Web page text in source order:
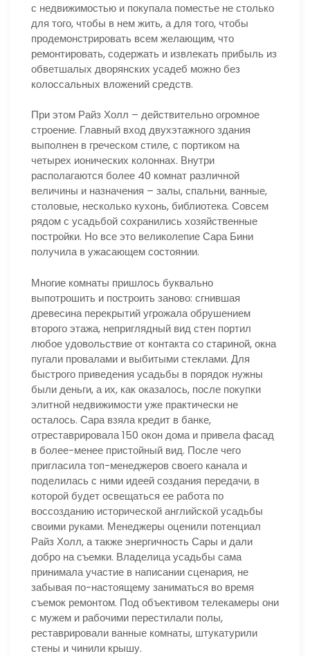
с недвижимостью и покупала поместье не столько
для того, чтобы в нем жить, а для того, чтобы
продемонстрировать всем желающим, что
ремонтировать, содержать и извлекать прибыль из
обветшалых дворянских усадеб можно без
колоссальных вложений средств.
При этом Райз Холл – действительно огромное
строение. Главный вход двухэтажного здания
выполнен в греческом стиле, с портиком на
четырех ионических колоннах. Внутри
располагаются более 40 комнат различной
величины и назначения – залы, спальни, ванные,
столовые, несколько кухонь, библиотека. Совсем
рядом с усадьбой сохранились хозяйственные
постройки. Но все это великолепие Сара Бини
получила в ужасающем состоянии.
Многие комнаты пришлось буквально
выпотрошить и построить заново: сгнившая
древесина перекрытий угрожала обрушением
второго этажа, неприглядный вид стен портил
любое удовольствие от контакта со стариной, окна
пугали провалами и выбитыми стеклами. Для
быстрого приведения усадьбы в порядок нужны
были деньги, а их, как оказалось, после покупки
элитной недвижимости уже практически не
осталось. Сара взяла кредит в банке,
отреставрировала 150 окон дома и привела фасад
в более-менее пристойный вид. После чего
пригласила топ-менеджеров своего канала и
поделилась с ними идеей создания передачи, в
которой будет освещаться ее работа по
воссозданию исторической английской усадьбы
своими руками. Менеджеры оценили потенциал
Райз Холл, а также энергичность Сары и дали
добро на съемки. Владелица усадьбы сама
принимала участие в написании сценария, не
забывая по-настоящему заниматься во время
съемок ремонтом. Под объективом телекамеры они
с мужем и рабочими перестилали полы,
реставрировали ванные комнаты, штукатурили
стены и чинили крышу.